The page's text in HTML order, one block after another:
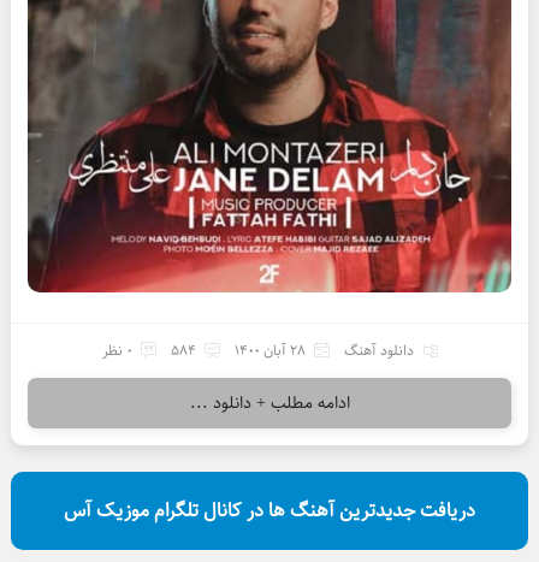
دانلود آهنگ 28 آبان 1400 584 0 نظر
ادامه مطلب + دانلود ...
دریافت جدیدترین آهنگ ها در کانال تلگرام موزیک آس